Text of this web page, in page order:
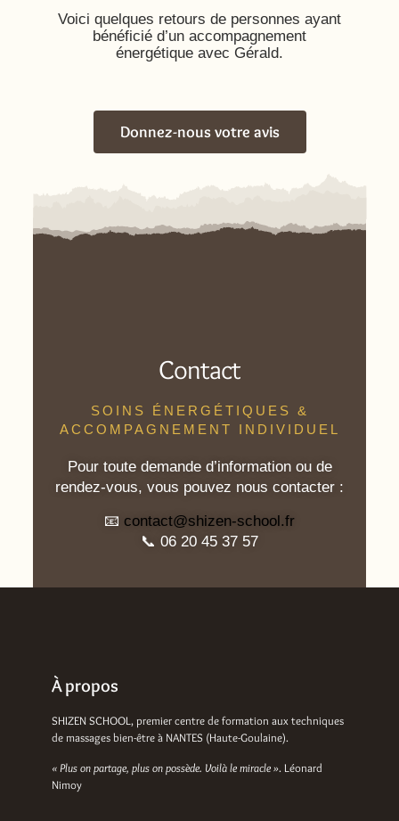
Voici quelques retours de personnes ayant
bénéficié d’un accompagnement
énergétique avec Gérald.
Donnez-nous votre avis
Contact
SOINS ÉNERGÉTIQUES &
ACCOMPAGNEMENT INDIVIDUEL
Pour toute demande d’information ou de
rendez-vous, vous pouvez nous contacter :
📧 contact@shizen-school.fr
📞 06 20 45 37 57
À propos
SHIZEN SCHOOL, premier centre de formation aux techniques
de massages bien-être à NANTES (Haute-Goulaine).
« Plus on partage, plus on possède. Voilà le miracle ». Léonard
Nimoy